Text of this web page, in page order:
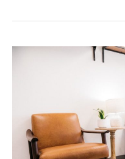
l’accompagnement
repères
pour
bien